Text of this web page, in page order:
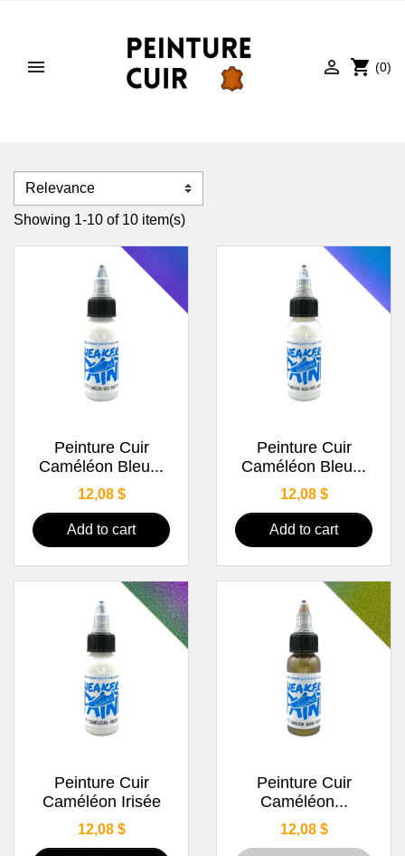
  shopping_cart (0)
Showing 1-10 of 10 item(s)
Peinture Cuir
Caméléon Bleu...
Price
12,08 $
Add to cart
Peinture Cuir
Caméléon Bleu...
Price
12,08 $
Add to cart
Peinture Cuir
Caméléon Irisée
Price
12,08 $
Peinture Cuir
Caméléon...
Price
12,08 $